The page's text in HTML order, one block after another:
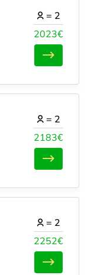
2023€
= 2
2183€
= 2
2252€
= 2